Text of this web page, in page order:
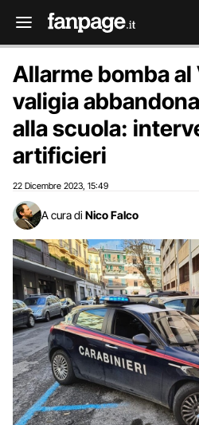
Allarme bomba al
valigia
alla scuola:
artificieri
22 Dicembre 2023 15:49
A cura di Nico Falco